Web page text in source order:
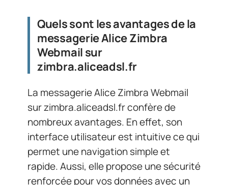
Quels sont les avantages de la
messagerie Alice Zimbra
Webmail sur
zimbra.aliceadsl.fr
La messagerie Alice Zimbra Webmail
sur zimbra.aliceadsl.fr confère de
nombreux avantages. En effet, son
interface utilisateur est intuitive ce qui
permet une navigation simple et
rapide. Aussi, elle propose une sécurité
renforcée pour vos données avec un